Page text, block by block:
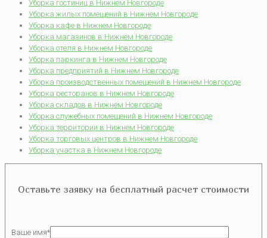
Уборка гостиниц в Нижнем Новгороде
Уборка жилых помещений в Нижнем Новгороде
Уборка кафе в Нижнем Новгороде
Уборка магазинов в Нижнем Новгороде
Уборка отеля в Нижнем Новгороде
Уборка паркинга в Нижнем Новгороде
Уборка предприятий в Нижнем Новгороде
Уборка производственных помещений в Нижнем Новгороде
Уборка ресторанов в Нижнем Новгороде
Уборка складов в Нижнем Новгороде
Уборка служебных помещений в Нижнем Новгороде
Уборка территории в Нижнем Новгороде
Уборка торговых центров в Нижнем Новгороде
Уборка участка в Нижнем Новгороде
Оставьте заявку на бесплатный расчет стоимости
Ваше имя*